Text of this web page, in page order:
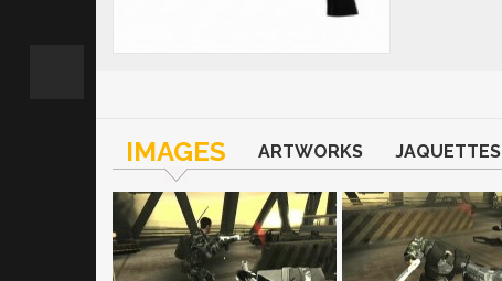
IMAGES ARTWORKS JAQUETTES